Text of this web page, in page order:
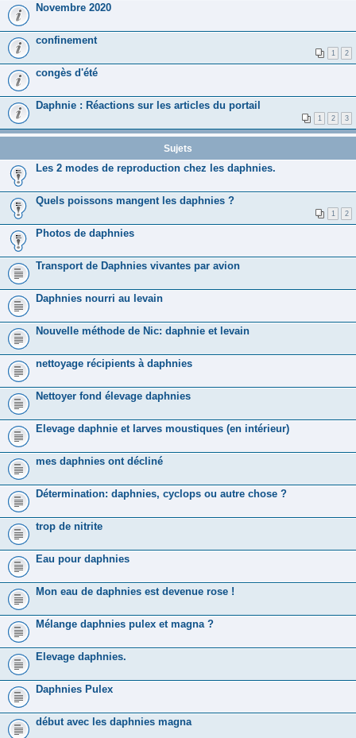
Novembre 2020
confinement
1 2
congès d'été
Daphnie : Réactions sur les articles du portail
1 2 3
Sujets
Les 2 modes de reproduction chez les daphnies.
Quels poissons mangent les daphnies ?
1 2
Photos de daphnies
Transport de Daphnies vivantes par avion
Daphnies nourri au levain
Nouvelle méthode de Nic: daphnie et levain
nettoyage récipients à daphnies
Nettoyer fond élevage daphnies
Elevage daphnie et larves moustiques (en intérieur)
mes daphnies ont décliné
Détermination: daphnies, cyclops ou autre chose ?
trop de nitrite
Eau pour daphnies
Mon eau de daphnies est devenue rose !
Mélange daphnies pulex et magna ?
Elevage daphnies.
Daphnies Pulex
début avec les daphnies magna